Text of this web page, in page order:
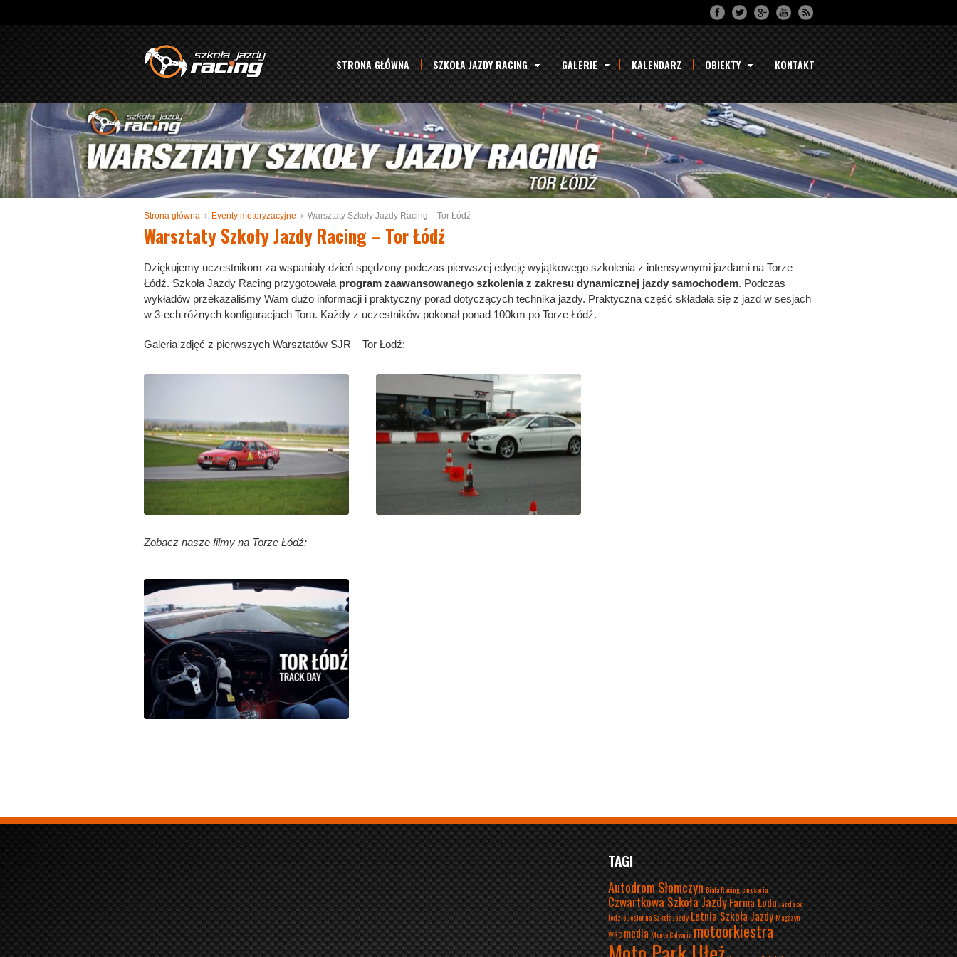
STRONA GŁÓWNA SZKOŁA JAZDY RACING GALERIE KALENDARZ OBIEKTY KONTAKT
Strona główna › Eventy motoryzacyjne › Warsztaty Szkoły Jazdy Racing – Tor Łódź
Warsztaty Szkoły Jazdy Racing – Tor Łódź
Dziękujemy uczestnikom za wspaniały dzień spędzony podczas pierwszej edycję wyjątkowego szkolenia z intensywnymi jazdami na Torze
Łódź. Szkoła Jazdy Racing przygotowała program zaawansowanego szkolenia z zakresu dynamicznej jazdy samochodem. Podczas
wykładów przekazaliśmy Wam dużo informacji i praktyczny porad dotyczących technika jazdy. Praktyczna część składała się z jazd w sesjach
w 3-ech różnych konfiguracjach Toru. Każdy z uczestników pokonał ponad 100km po Torze Łódź.
Galeria zdjęć z pierwszych Warsztatów SJR – Tor Łodź:
Zobacz nasze filmy na Torze Łódź:
TAGI
Autodrom Słomczyn Biała Racing caroseria
Czwartkowa Szkoła JazdyFarma Lodu Jazda po
lodzieJesienna Szkoła JazdyLetnia Szkoła JazdyMagazyn
WRCmediaMonte Calvariamotoorkiestra